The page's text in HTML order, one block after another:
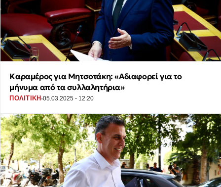
Καραμέρος για Μητσοτάκη: «Αδιαφορεί για το
μήνυμα από τα συλλαλητήρια»
ΠΟΛΙΤΙΚΗ ·05.03.2025 - 12:20